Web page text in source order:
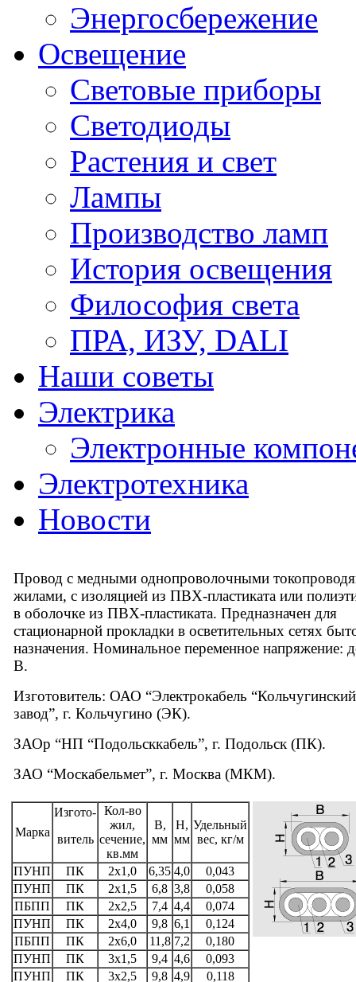
Энергосбережение
Освещение
Световые приборы
Светодиоды
Растения и свет
Лампы
Производство ламп
История освещения
Философия света
ПРА, ИЗУ, DALI
Наши советы
Электрика
Электронные
Электротехника
Новости
Провод с медными однопроволочными
жилами, с изоляцией из ПВХ-пластиката или
в оболочке из ПВХ-пластиката. Предназначен для
стационарной прокладки в осветительных сетях
назначения. Номинальное переменное напряжение:
В.
Изготовитель: ОАО “Электрокабель “Кольчугинский
завод”, г. Кольчугино (ЭК).
ЗАОр “НП “Подольсккабель”, г. Подольск (ПК).
ЗАО “Москабельмет”, г. Москва (МКМ).
Марка
Изгото-
витель
Кол-во
жил,
сечение,
кв.мм
B,
мм
H,
мм
Удельный
вес, кг/м
ПУНП ПК 2х1,0 6,35 4,0
0,043
ПУНП
ПК 2х1,5 6,8 3,8
0,058
ПБПП
ПК 2х2,5 7,4 4,4
0,074
ПУНП
ПК 2х4,0 9,8 6,1
0,124
ПБПП
ПК 2х6,0 11,8 7,2
0,180
ПУНП
ПК 3х1,5 9,4 4,6
0,093
ПУНП
ПК 3х2,5 9,8 4,9
0,118